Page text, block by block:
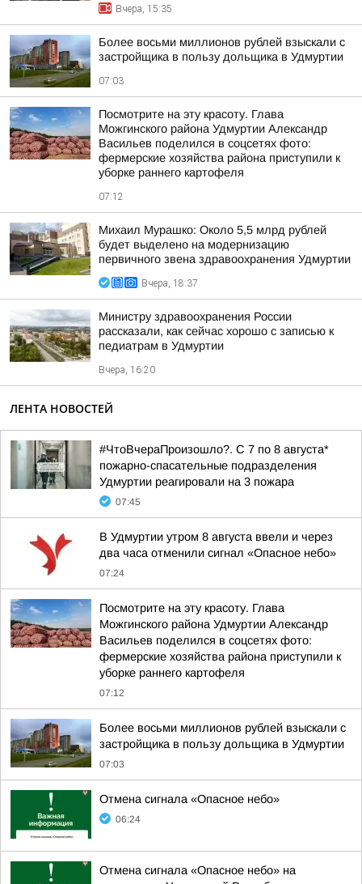
Вчера, 15:35
Более восьми миллионов рублей взыскали с
застройщика в пользу дольщика в Удмуртии
07:03
Посмотрите на эту красоту. Глава
Можгинского района Удмуртии Александр
Васильев поделился в соцсетях фото:
фермерские хозяйства района приступили к
уборке раннего картофеля
07:12
Михаил Мурашко: Около 5,5 млрд рублей
будет выделено на модернизацию
первичного звена здравоохранения Удмуртии
Вчера, 18:37
Министру здравоохранения России
рассказали, как сейчас хорошо с записью к
педиатрам в Удмуртии
Вчера, 16:20
ЛЕНТА НОВОСТЕЙ
#ЧтоВчераПроизошло?. С 7 по 8 августа*
пожарно-спасательные подразделения
Удмуртии реагировали на 3 пожара
07:45
В Удмуртии утром 8 августа ввели и через
два часа отменили сигнал «Опасное небо»
07:24
Посмотрите на эту красоту. Глава
Можгинского района Удмуртии Александр
Васильев поделился в соцсетях фото:
фермерские хозяйства района приступили к
уборке раннего картофеля
07:12
Более восьми миллионов рублей взыскали с
застройщика в пользу дольщика в Удмуртии
07:03
Отмена сигнала «Опасное небо»
06:24
Отмена сигнала «Опасное небо» на